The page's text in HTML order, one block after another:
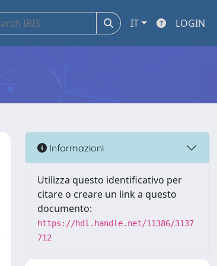
IT LOGIN
Informazioni
Utilizza questo identificativo per
citare o creare un link a questo
documento:
https://hdl.handle.net/11386/3137
712